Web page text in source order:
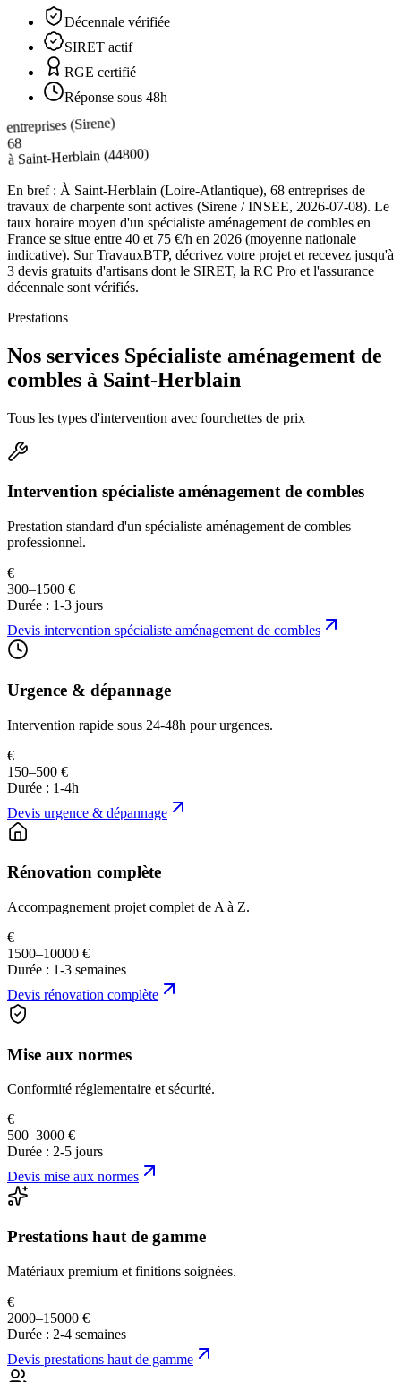
Décennale vérifiée
SIRET actif
RGE certifié
Réponse sous 48h
entreprises (Sirene)
68
àSaint-Herblain(44800)
En bref : À Saint-Herblain (Loire-Atlantique), 68 entreprises de
travaux de charpente sont actives (Sirene / INSEE, 2026-07-08). Le
taux horaire moyen d'un spécialiste aménagement de combles en
France se situe entre 40 et 75 €/h en 2026 (moyenne nationale
indicative). Sur TravauxBTP, décrivez votre projet et recevez jusqu'à
3 devis gratuits d'artisans dont le SIRET, la RC Pro et l'assurance
décennale sont vérifiés.
Prestations
Nos services Spécialiste aménagement de
combles à Saint-Herblain
Tous les types d'intervention avec fourchettes de prix
Intervention spécialiste aménagement de combles
Prestation standard d'un spécialiste aménagement de combles
professionnel.
€
300–1500 €
Durée : 1-3 jours
Devis intervention spécialiste aménagement de combles
Urgence & dépannage
Intervention rapide sous 24-48h pour urgences.
€
150–500 €
Durée : 1-4h
Devis urgence & dépannage
Rénovation complète
Accompagnement projet complet de A à Z.
€
1500–10000 €
Durée : 1-3 semaines
Devis rénovation complète
Mise aux normes
Conformité réglementaire et sécurité.
€
500–3000 €
Durée : 2-5 jours
Devis mise aux normes
Prestations haut de gamme
Matériaux premium et finitions soignées.
€
2000–15000 €
Durée : 2-4 semaines
Devis prestations haut de gamme